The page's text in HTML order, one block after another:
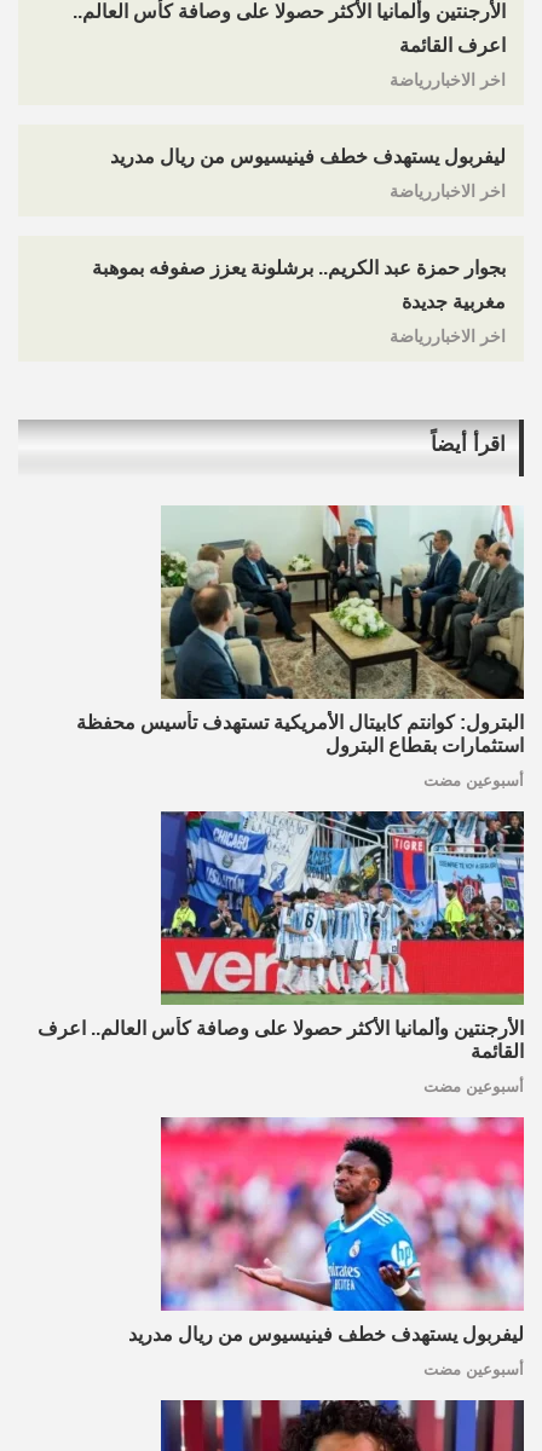
الأرجنتين وألمانيا الأكثر حصولا على وصافة كأس العالم..
اعرف القائمة
اخر الاخباررياضة
ليفربول يستهدف خطف فينيسيوس من ريال مدريد
اخر الاخباررياضة
بجوار حمزة عبد الكريم.. برشلونة يعزز صفوفه بموهبة
مغربية جديدة
اخر الاخباررياضة
اقرأ أيضاً
البترول: كوانتم كابيتال الأمريكية تستهدف تأسيس محفظة
استثمارات بقطاع البترول
أسبوعين مضت
الأرجنتين وألمانيا الأكثر حصولا على وصافة كأس العالم.. اعرف
القائمة
أسبوعين مضت
ليفربول يستهدف خطف فينيسيوس من ريال مدريد
أسبوعين مضت